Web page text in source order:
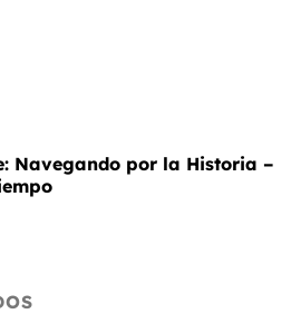
Navegando por la Historia –